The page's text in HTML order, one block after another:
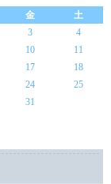
金
土
3
4
10
11
17
18
24
25
31